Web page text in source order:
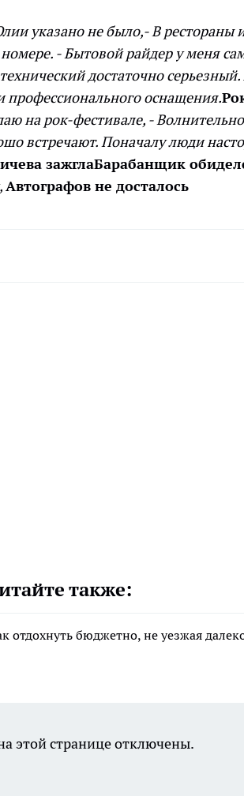
указано не было,- В рестораны
- Бытовой райдер у меня
достаточно
профессионального оснащения.
на рок-фестивале, -
встречают. Поначалу люди
зажглаБарабанщик
Автографов не досталось
также:
отдохнуть бюджетно, не уезжая
этой странице отключены.